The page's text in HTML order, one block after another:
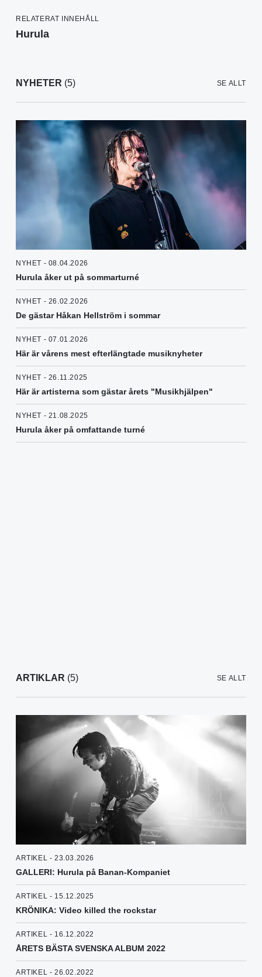
RELATERAT INNEHÅLL
Hurula
NYHETER (5) SE ALLT
NYHET - 08.04.2026
Hurula åker ut på sommarturné
NYHET - 26.02.2026
De gästar Håkan Hellström i sommar
NYHET - 07.01.2026
Här är vårens mest efterlängtade musiknyheter
NYHET - 26.11.2025
Här är artisterna som gästar årets "Musikhjälpen"
NYHET - 21.08.2025
Hurula åker på omfattande turné
ARTIKLAR (5) SE ALLT
ARTIKEL - 23.03.2026
GALLERI: Hurula på Banan-Kompaniet
ARTIKEL - 15.12.2025
KRÖNIKA: Video killed the rockstar
ARTIKEL - 16.12.2022
ÅRETS BÄSTA SVENSKA ALBUM 2022
ARTIKEL - 26.02.2022